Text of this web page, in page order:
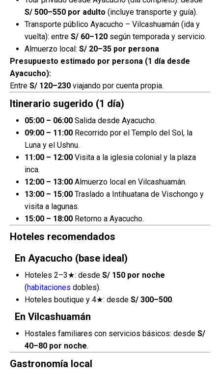
S/ 500–550 por adulto (incluye transporte y guía).
Transporte público Ayacucho – Vilcashuamán (ida y
vuelta): entre S/ 60–120 según temporada y servicio.
Almuerzo local: S/ 20–35 por persona
Presupuesto estimado por persona (1 día desde
Ayacucho):
Entre S/ 120–230 viajando por cuenta propia.
Itinerario sugerido (1 día)
05:00 – 06:00 Salida desde Ayacucho.
09:00 – 11:00 Recorrido por el Templo del Sol, la
Luna y el Ushnu.
11:00 – 12:00 Visita a la iglesia colonial y la plaza
inca.
12:00 – 13:00 Almuerzo local en Vilcashuamán.
13:00 – 15:00 Traslado a Intihuatana de Vischongo y
visita a lagunas.
15:00 – 18:00 Retorno a Ayacucho.
Hoteles recomendados
En Ayacucho (base ideal)
Hoteles 2–3★: desde S/ 150 por noche
(habitaciones dobles).
Hoteles boutique y 4★: desde S/ 300–500.
En Vilcashuamán
Hostales familiares con servicios básicos: desde S/
40–80 por noche.
Gastronomía local